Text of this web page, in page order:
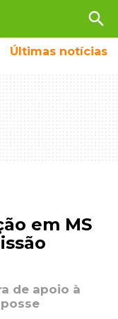
search
Últimas notícias
em MS
de apoio à